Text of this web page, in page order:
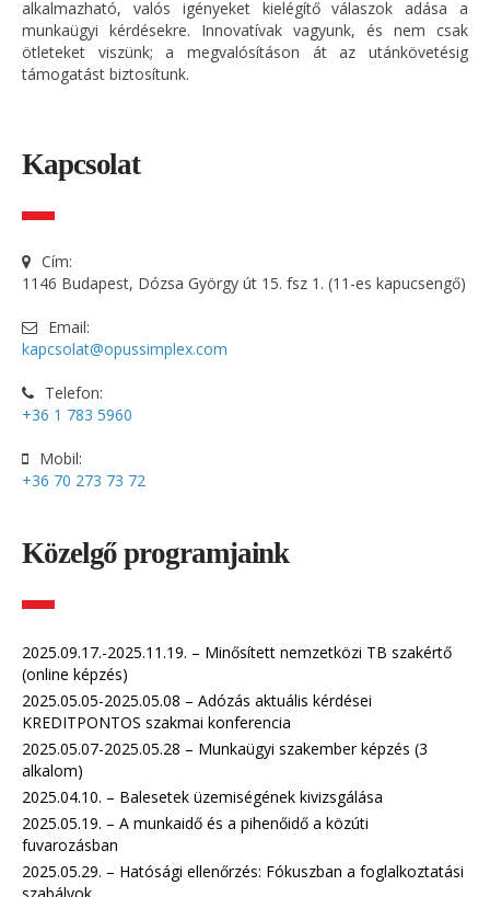
alkalmazható, valós igényeket kielégítő válaszok adása a
munkaügyi kérdésekre. Innovatívak vagyunk, és nem csak
ötleteket viszünk; a megvalósításon át az utánkövetésig
támogatást biztosítunk.
Kapcsolat
Cím:
1146 Budapest, Dózsa György út 15. fsz 1. (11-es kapucsengő)
Email:
kapcsolat@opussimplex.com
Telefon:
+36 1 783 5960
Mobil:
+36 70 273 73 72
Közelgő programjaink
2025.09.17.-2025.11.19. – Minősített nemzetközi TB szakértő
(online képzés)
2025.05.05-2025.05.08 – Adózás aktuális kérdései
KREDITPONTOS szakmai konferencia
2025.05.07-2025.05.28 – Munkaügyi szakember képzés (3
alkalom)
2025.04.10. – Balesetek üzemiségének kivizsgálása
2025.05.19. – A munkaidő és a pihenőidő a közúti
fuvarozásban
2025.05.29. – Hatósági ellenőrzés: Fókuszban a foglalkoztatási
szabályok